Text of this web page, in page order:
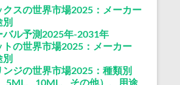
スの世界市場2025：メーカー
別
ル予測2025年-2031年
の世界市場2025：メーカー
別
ジの世界市場2025：種類別
5ML、10ML、その他）、用途